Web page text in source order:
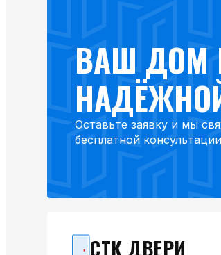
ВАШ ДОМ
Оставьте заявку и мы
бесплатной консультации
СТК ДВЕРИ